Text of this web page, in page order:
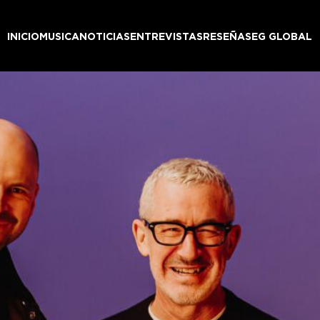
INICIOMUSICANOTICIASENTREVISTASRESEÑASEG GLOBAL